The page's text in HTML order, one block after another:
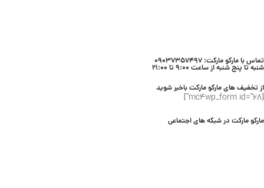
تماس با مارکو مارکت: 09037357497
شنبه تا پنج شنبه از ساعت 9:00 تا 21:00
از تخفیف های مارکو مارکت باخبر شوید
[mc4wp_form id="68"]
مارکو مارکت در شبکه های اجتماعی